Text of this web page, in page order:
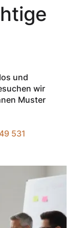
und
wir
Muster
531